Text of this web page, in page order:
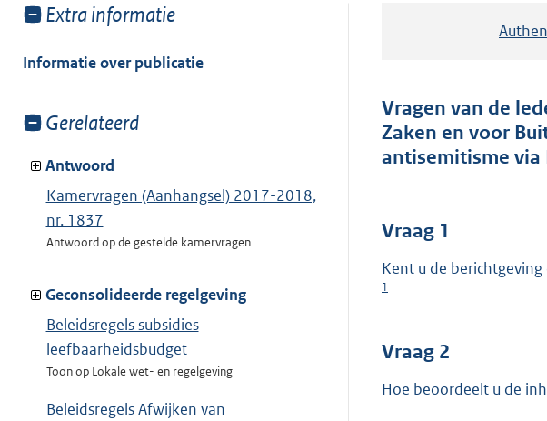
Toon
van:
Extra informatie
Informatie over publicatie
Toon
van:
Gerelateerd
Antwoord
Kamervragen (Aanhangsel) 2017-2018,
nr. 1837
Antwoord op de gestelde kamervragen
Geconsolideerde regelgeving
Beleidsregels subsidies
leefbaarheidsbudget
Toon op Lokale wet- en regelgeving
Beleidsregels Afwijken van
Vragen van de
Zaken en voor
antisemitisme via
Vraag 1
Kent u de
1
Vraag 2
Hoe beoordeelt u de